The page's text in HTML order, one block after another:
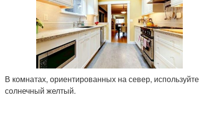
В комнатах, ориентированных на север, используйте
солнечный желтый.